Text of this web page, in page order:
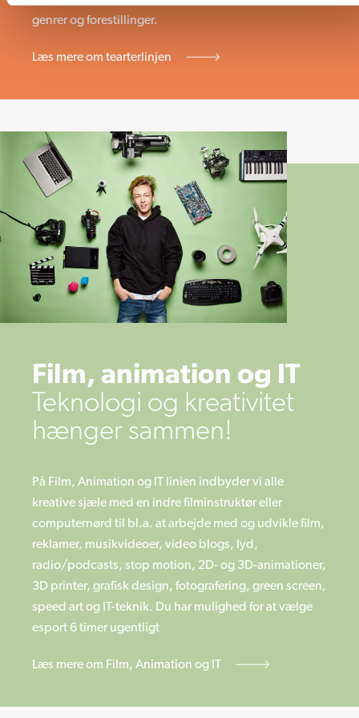
genrer og forestillinger.
Læs mere om tearterlinjen
Film, animation og IT
Teknologi og kreativitet
hænger sammen!
På Film, Animation og IT linien indbyder vi alle
kreative sjæle med en indre filminstruktør eller
computernørd til bl.a. at arbejde med og udvikle film,
reklamer, musikvideoer, video blogs, lyd,
radio/podcasts, stop motion, 2D- og 3D-animationer,
3D printer, grafisk design, fotografering, green screen,
speed art og IT-teknik. Du har mulighed for at vælge
esport 6 timer ugentligt
Læs mere om Film, Animation og IT